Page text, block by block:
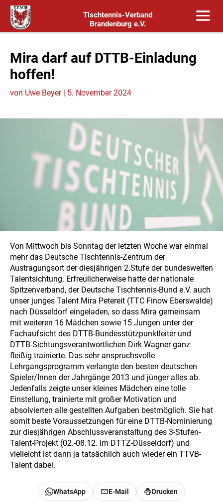
Tischtennis-Verband
Brandenburg e.V.
Mira darf auf DTTB-Einladung
hoffen!
von Uwe Beyer| 5. November 2024
Von Mittwoch bis Sonntag der letzten Woche war einmal
mehr das Deutsche Tischtennis-Zentrum der
Austragungsort der diesjährigen 2.Stufe der bundesweiten
Talentsichtung. Erfreulicherweise hatte der nationale
Spitzenverband, der Deutsche Tischtennis-Bund e.V. auch
unser junges Talent Mira Petereit (TTC Finow Eberswalde)
nach Düsseldorf eingeladen, so dass Mira gemeinsam
mit weiteren 16 Mädchen sowie 15 Jungen unter der
Fachaufsicht des DTTB-Bundesstützpunktleiter und
DTTB-Sichtungsverantwortlichen Dirk Wagner ganz
fleißig trainierte. Das sehr anspruchsvolle
Lehrgangsprogramm verlangte den besten deutschen
Spieler/Innen der Jahrgänge 2013 und jünger alles ab.
Jedenfalls zeigte unser kleines Mädchen eine tolle
Einstellung, trainierte mit großer Motivation und
absolvierten alle gestellten Aufgaben bestmöglich. Sie hat
somit beste Voraussetzungen für eine DTTB-Nominierung
zur diesjährigen Abschlussveranstaltung des 3-Stufen-
Talent-Projekt (02.-08.12. im DTTZ-Düsseldorf) und
vielleicht ist dann ja tatsächlich auch wieder ein TTVB-
Talent dabei.
WhatsApp E-Mail Drucken